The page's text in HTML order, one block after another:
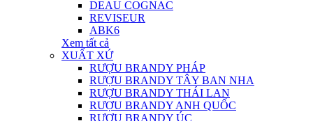
DEAU COGNAC
REVISEUR
ABK6
Xem tất cả
XUẤT XỨ
RƯỢU BRANDY PHÁP
RƯỢU BRANDY TÂY BAN NHA
RƯỢU BRANDY THÁI LAN
RƯỢU BRANDY ANH QUỐC
RƯỢU BRANDY ÚC